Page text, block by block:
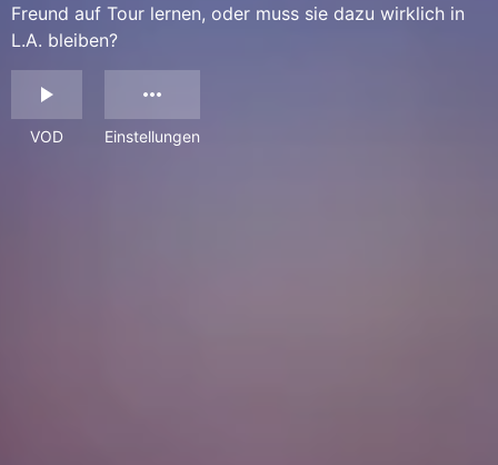
Freund auf Tour lernen, oder muss sie dazu wirklich in
L.A. bleiben?
VOD Einstellungen